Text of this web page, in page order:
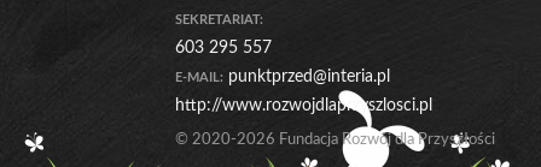
SEKRETARIAT:
603 295 557
E-MAIL: punktprzed@interia.pl
http://www.rozwojdlaprzyszlosci.pl
© 2020-2026 Fundacja Rozwój dla Przyszłości